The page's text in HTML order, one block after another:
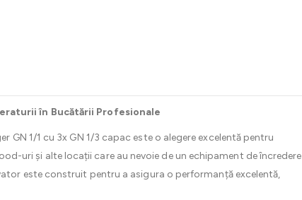
în Bucătării Profesionale
GN 1/1 cu 3x GN 1/3 capac este o alegere excelentă pentru
uri și alte locații care au nevoie de un echipament de încredere
este construit pentru a asigura o performanță excelentă,